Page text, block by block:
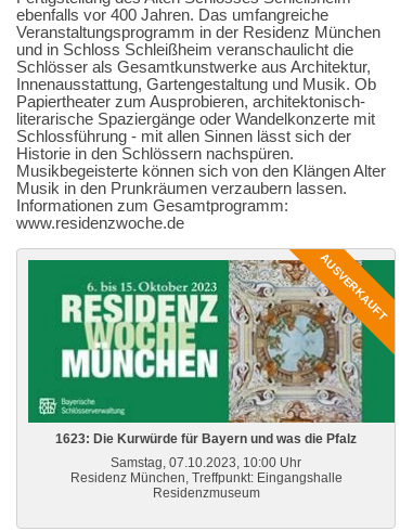
ebenfalls vor 400 Jahren. Das umfangreiche
Veranstaltungsprogramm in der Residenz München
und in Schloss Schleißheim veranschaulicht die
Schlösser als Gesamtkunstwerke aus Architektur,
Innenausstattung, Gartengestaltung und Musik. Ob
Papiertheater zum Ausprobieren, architektonisch-
literarische Spaziergänge oder Wandelkonzerte mit
Schlossführung - mit allen Sinnen lässt sich der
Historie in den Schlössern nachspüren.
Musikbegeisterte können sich von den Klängen Alter
Musik in den Prunkräumen verzaubern lassen.
Informationen zum Gesamtprogramm:
www.residenzwoche.de
AUSVERKAUFT
1623: Die Kurwürde für Bayern und was die Pfalz
Samstag, 07.10.2023, 10:00 Uhr
Residenz München, Treffpunkt: Eingangshalle
Residenzmuseum